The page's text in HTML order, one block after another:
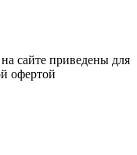
сайте приведены для
офертой